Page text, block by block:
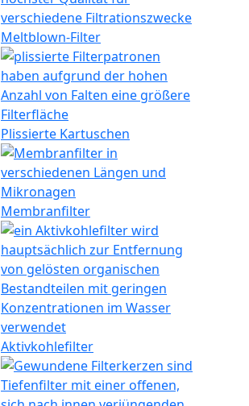
Meltblown-Filter
Plissierte Kartuschen
Membranfilter
Aktivkohlefilter